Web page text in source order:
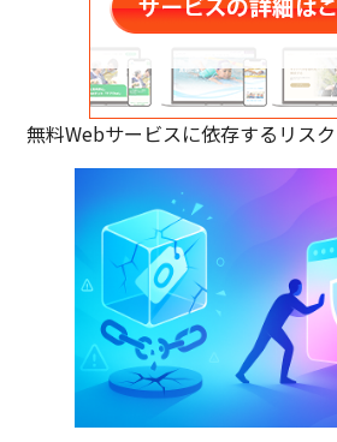
無料Webサービスに依存するリス